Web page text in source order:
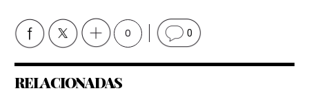
0 0
RELACIONADAS